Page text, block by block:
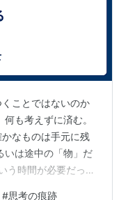
ことではないのか
も考えずに済む。
なものは手元に残
いは途中の「物」だ
う時間が必要だっ
#思考の痕跡